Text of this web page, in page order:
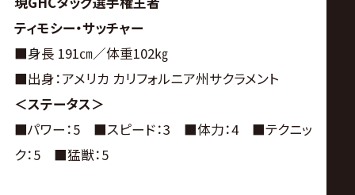
ティモシー・サッチャー
■身長 191㎝／体重102㎏
■出身：アメリカ カリフォルニア州サクラメント
＜ステータス＞
■パワー：5 ■スピード：3 ■体力：4 ■テクニッ
ク：5 ■猛獣：5